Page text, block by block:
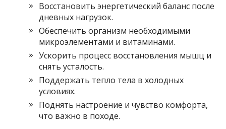
Восстановить энергетический баланс после
дневных нагрузок.
Обеспечить организм необходимыми
микроэлементами и витаминами.
Ускорить процесс восстановления мышц и
снять усталость.
Поддержать тепло тела в холодных
условиях.
Поднять настроение и чувство комфорта,
что важно в походе.